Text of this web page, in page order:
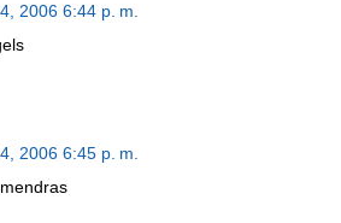
2006 6:44 p. m.
2006 6:45 p. m.